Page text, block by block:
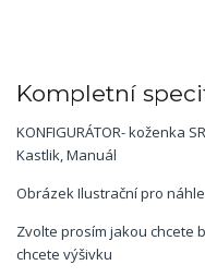
Kompletní
KONFIGURÁTOR- koženka
Kastlik, Manuál
Obrázek Ilustrační pro
Zvolte prosím jakou chcete
chcete výšivku